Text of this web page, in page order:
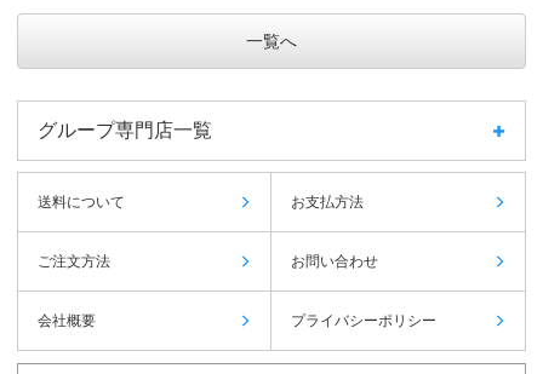
一覧へ
グループ専門店一覧
送料について お支払方法
ご注文方法 お問い合わせ
会社概要 プライバシーポリシー